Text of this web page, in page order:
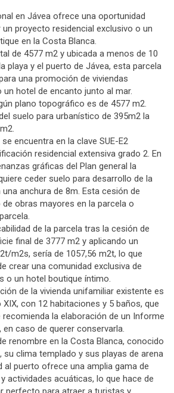
en Jávea ofrece una oportunidad
proyecto residencial exclusivo o un
en la Costa Blanca.
de 4577 m2 y ubicada a menos de 10
playa y el puerto de Jávea, esta parcela
una promoción de viviendas
hotel de encanto junto al mar.
plano topográfico es de 4577 m2.
suelo para urbanístico de 395m2 la
encuentra en la clave SUE-E2
residencial extensiva grado 2. En
gráficas del Plan general la
ceder suelo para desarrollo de la
anchura de 8m. Esta cesión de
obras mayores en la parcela o
de la parcela tras la cesión de
final de 3777 m2 y aplicando un
m2s, sería de 1057,56 m2t, lo que
crear una comunidad exclusiva de
o un hotel boutique íntimo.
de la vivienda unifamiliar existente es
con 12 habitaciones y 5 baños, que
la elaboración de un Informe
en caso de querer conservarla.
renombre en la Costa Blanca, conocido
su clima templado y sus playas de arena
al puerto ofrece una amplia gama de
actividades acuáticas, lo que hace de